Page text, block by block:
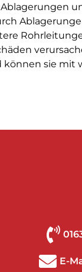
können sie mit
E-